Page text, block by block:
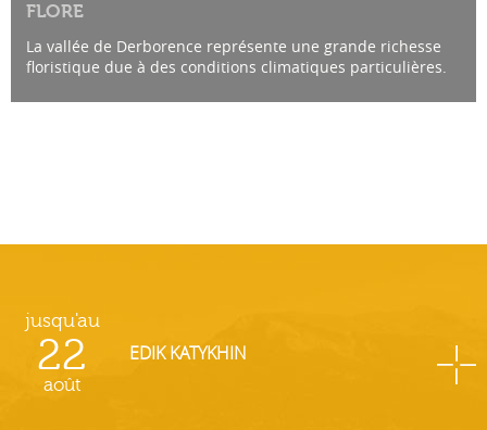
FLORE
La vallée de Derborence représente une grande richesse
floristique due à des conditions climatiques particulières.
jusqu'au
22
août
EDIK KATYKHIN